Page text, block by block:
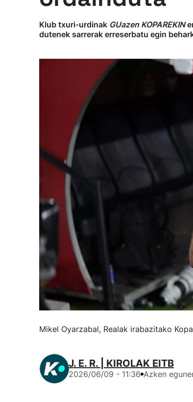
Klub txuri-urdinak GUazen KOPAREKIN
dutenek sarrerak erreserbatu egin
Mikel Oyarzabal, Realak irabazitako
J. E. R. | KIROLAK EITB
2026/06/09 - 11:36 Azken